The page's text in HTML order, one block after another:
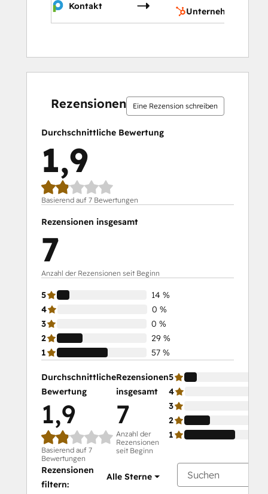
Kontakt
Unternehmen
Rezensionen Eine Rezension schreiben
Durchschnittliche Bewertung
1,9
Basierend auf 7 Bewertungen
Rezensionen insgesamt
7
Anzahl der Rezensionen seit Beginn
5
14 %
4
0 %
3
0 %
2
29 %
1
57 %
Durchschnittliche
Bewertung
1,9
Basierend auf 7
Bewertungen
Rezensionen
insgesamt
7
Anzahl der
Rezensionen
seit Beginn
5
4
3
2
1
Rezensionen
filtern:
Alle Sterne